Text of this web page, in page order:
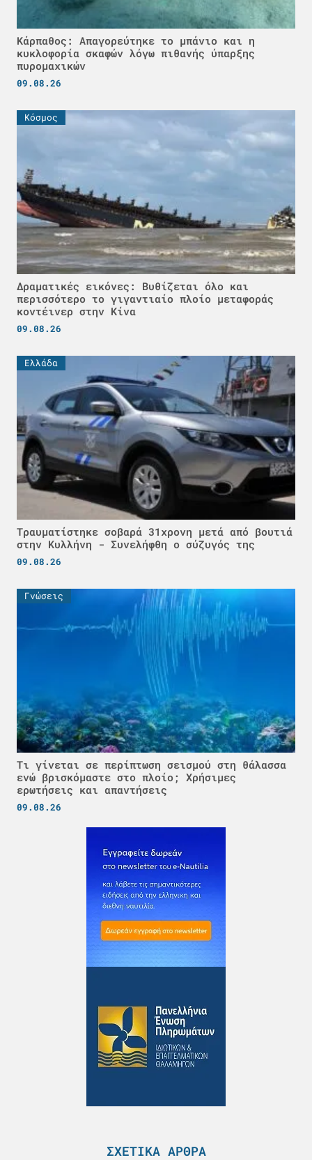
Κάρπαθος: Απαγορεύτηκε το μπάνιο και η
κυκλοφορία σκαφών λόγω πιθανής ύπαρξης
πυρομαχικών
09.08.26
Κόσμος
Δραματικές εικόνες: Βυθίζεται όλο και
περισσότερο το γιγαντιαίο πλοίο μεταφοράς
κοντέινερ στην Κίνα
09.08.26
Ελλάδα
Τραυματίστηκε σοβαρά 31χρονη μετά από βουτιά
στην Κυλλήνη - Συνελήφθη ο σύζυγός της
09.08.26
Γνώσεις
Τι γίνεται σε περίπτωση σεισμού στη θάλασσα
ενώ βρισκόμαστε στο πλοίο; Χρήσιμες
ερωτήσεις και απαντήσεις
09.08.26
ΣΧΕΤΙΚΆ ΆΡΘΡΑ